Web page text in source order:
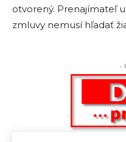
otvorený. Prenajímateľ
zmluvy nemusí hľadať
-